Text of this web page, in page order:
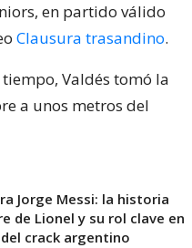
en partido válido
Clausura trasandino.
Valdés tomó la
a unos metros del
Jorge Messi: la historia
de Lionel y su rol clave en
crack argentino